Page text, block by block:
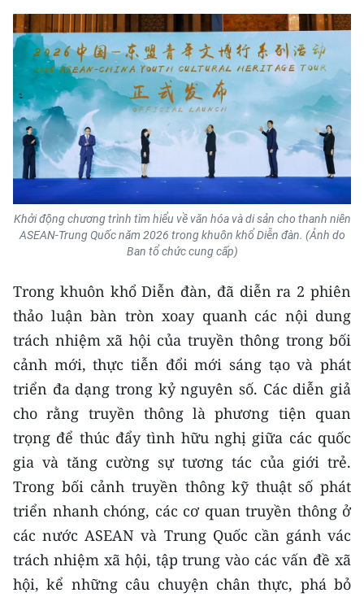
Khởi động chương trình tìm hiểu về văn hóa và di sản cho thanh niên
ASEAN-Trung Quốc năm 2026 trong khuôn khổ Diễn đàn. (Ảnh do
Ban tổ chức cung cấp)
Trong khuôn khổ Diễn đàn, đã diễn ra 2 phiên
thảo luận bàn tròn xoay quanh các nội dung
trách nhiệm xã hội của truyền thông trong bối
cảnh mới, thực tiễn đổi mới sáng tạo và phát
triển đa dạng trong kỷ nguyên số. Các diễn giả
cho rằng truyền thông là phương tiện quan
trọng để thúc đẩy tình hữu nghị giữa các quốc
gia và tăng cường sự tương tác của giới trẻ.
Trong bối cảnh truyền thông kỹ thuật số phát
triển nhanh chóng, các cơ quan truyền thông ở
các nước ASEAN và Trung Quốc cần gánh vác
trách nhiệm xã hội, tập trung vào các vấn đề xã
hội, kể những câu chuyện chân thực, phá bỏ